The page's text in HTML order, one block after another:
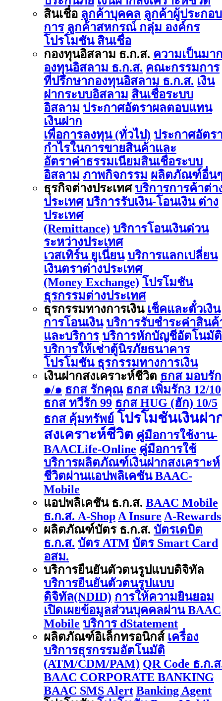
สินเชื่อ ลูกค้าบุคคล ลูกค้าผู้ประกอบ
การ ลูกค้าสหกรณ์ กลุ่ม องค์กร
โปรโมชัน สินเชื่อ
กองทุนอิสลาม ธ.ก.ส. ความเป็นมา
องทุนอิสลาม ธ.ก.ส. คณะกรรมการ
ที่ปรึกษากองทุนอิสลาม ธ.ก.ส. เงิน
ฝากระบบอิสลาม สินเชื่อระบบ
อิสลาม ประกาศอัตราผลตอบแทน
เงินฝาก
เพื่อการลงทุน (ทั่วไป) ประกาศอัตร
กำไรในการขายสินค้าและ
อัตราค่าธรรมเนียมสินเชื่อระบบ
อิสลาม ภาพกิจกรรม ผลิตภัณฑ์อื่น
ธุรกิจต่างประเทศ บริการการค้าต่า
ประเทศ บริการรับเงิน-โอนเงิน ต่าง
ประเทศ
(Remittance) บริการโอนเงินด่วน
ระหว่างประเทศ
เวสเทิร์น ยูเนี่ยน บริการแลกเปลี่ยน
เงินตราต่างประเทศ
(Money Exchange) โปรโมชัน
ธุรกรรมต่างประเทศ
ธุรกรรมทางการเงิน เช็คและตั๋วเงิน
การโอนเงิน บริการรับชำระค่าสินค้
และบริการ บริการหักบัญชีอัตโนมัติ
บริการให้เช่าตู้นิรภัยธนาคาร
โปรโมชัน ธุรกรรมทางการเงิน
เงินฝากสงเคราะห์ชีวิต ธกส มอบรัก
๑/๑ ธกส รักคุณ ธกส เพิ่มรัก3 12/10
ธกส ทวีรัก 99 ธกส HUG (ฮัก) 10/5
ธกส คุ้มทรัพย์ โปรโมชันเงินฝา
สงเคราะห์ชีวิต คู่มือการใช้งาน-
BAACLife-Online คู่มือการใช้
บริการผลิตภัณฑ์เงินฝากสงเคราะห์
ชีวิตผ่านแอปพลิเคชัน BAAC-
Mobile
แอปพลิเคชัน ธ.ก.ส. BAAC Mobile
ธ.ก.ส. A-Shop A Insure A-Rewards
ผลิตภัณฑ์บัตร ธ.ก.ส. บัตรเดบิต
ธ.ก.ส. บัตร ATM บัตร Smart Card
อสม.
บริการยืนยันตัวตนรูปแบบดิจิทัล
บริการยืนยันตัวตนรูปแบบ
ดิจิทัล(NDID) การให้ความยินยอม
เปิดเผยข้อมูลส่วนบุคคลผ่าน BAAC
Mobile บริการ dStatement
ผลิตภัณฑ์อิเล็กทรอนิกส์ เครื่อง
บริการธุรกรรมอัตโนมัติ
(ATM/CDM/PAM) QR Code ธ.ก.
BAAC CORPORATE BANKING
BAAC SMS Alert Banking Agent